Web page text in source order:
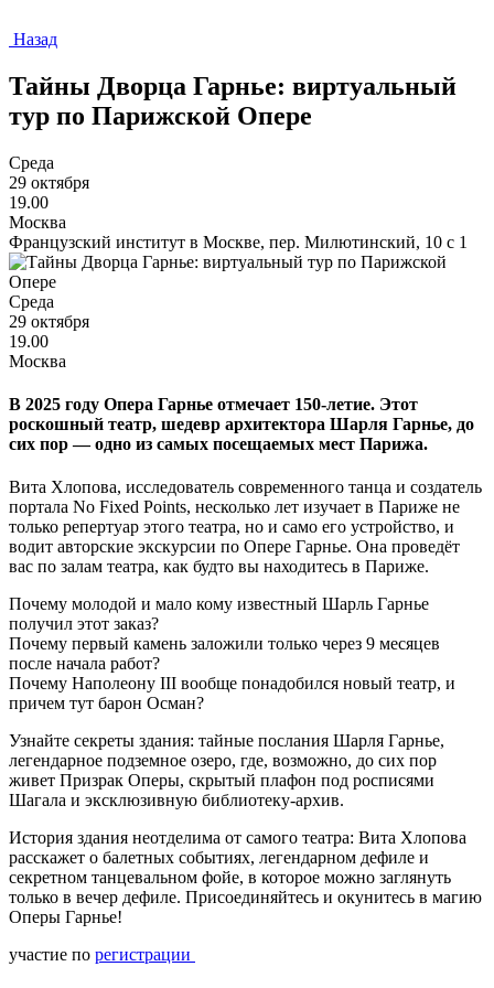
Назад
Тайны Дворца Гарнье: виртуальный
тур по Парижской Опере
Среда
29 октября
19.00
Москва
Французский институт в Москве, пер. Милютинский, 10 с 1
Среда
29 октября
19.00
Москва
В 2025 году Опера Гарнье отмечает 150-летие. Этот
роскошный театр, шедевр архитектора Шарля Гарнье, до
сих пор — одно из самых посещаемых мест Парижа.
Вита Хлопова, исследователь современного танца и создатель
портала No Fixed Points, несколько лет изучает в Париже не
только репертуар этого театра, но и само его устройство, и
водит авторские экскурсии по Опере Гарнье. Она проведёт
вас по залам театра, как будто вы находитесь в Париже.
Почему молодой и мало кому известный Шарль Гарнье
получил этот заказ?
Почему первый камень заложили только через 9 месяцев
после начала работ?
Почему Наполеону III вообще понадобился новый театр, и
причем тут барон Осман?
Узнайте секреты здания: тайные послания Шарля Гарнье,
легендарное подземное озеро, где, возможно, до сих пор
живет Призрак Оперы, скрытый плафон под росписями
Шагала и эксклюзивную библиотеку-архив.
История здания неотделима от самого театра: Вита Хлопова
расскажет о балетных событиях, легендарном дефиле и
секретном танцевальном фойе, в которое можно заглянуть
только в вечер дефиле. Присоединяйтесь и окунитесь в магию
Оперы Гарнье!
участие по регистрации